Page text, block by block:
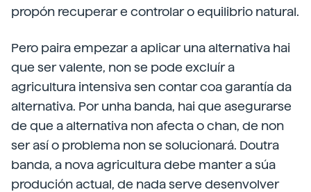
propón recuperar e controlar o equilibrio natural.
Pero paira empezar a aplicar una alternativa hai
que ser valente, non se pode excluír a
agricultura intensiva sen contar coa garantía da
alternativa. Por unha banda, hai que asegurarse
de que a alternativa non afecta o chan, de non
ser así o problema non se solucionará. Doutra
banda, a nova agricultura debe manter a súa
produción actual, de nada serve desenvolver